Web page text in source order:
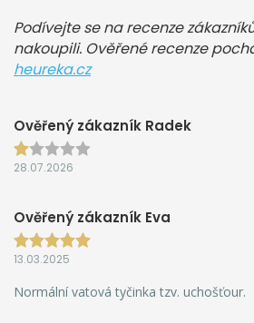
Podívejte se na recenze
nakoupili. Ověřené recenze
heureka.cz
Ověřený zákazník Radek
28.07.2026
Ověřený zákazník Eva
13.03.2025
Normální vatová tyčinka tzv. uchošťour.